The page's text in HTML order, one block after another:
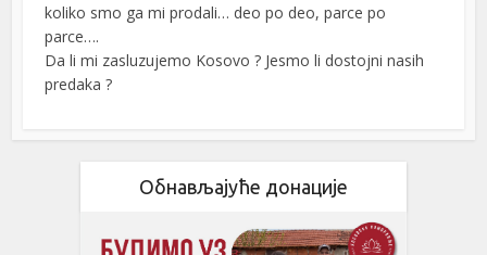
koliko smo ga mi prodali… deo po deo, parce po
parce….
Da li mi zasluzujemo Kosovo ? Jesmo li dostojni nasih
predaka ?
Обнављајуће донације